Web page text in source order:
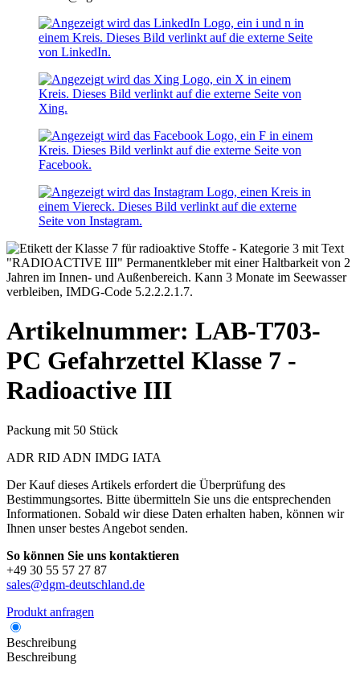
Artikelnummer: LAB-T703-
PC Gefahrzettel Klasse 7 -
Radioactive III
Packung mit 50 Stück
ADR RID ADN IMDG IATA
Der Kauf dieses Artikels erfordert die Überprüfung des
Bestimmungsortes. Bitte übermitteln Sie uns die entsprechenden
Informationen. Sobald wir diese Daten erhalten haben, können wir
Ihnen unser bestes Angebot senden.
So können Sie uns kontaktieren
+49 30 55 57 27 87
sales@dgm-deutschland.de
Produkt anfragen
Beschreibung
Beschreibung